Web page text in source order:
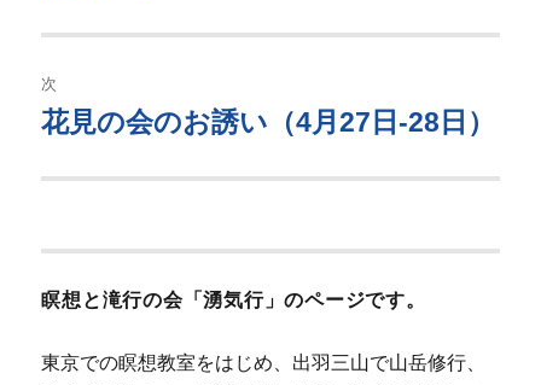
ビ
ゲ
ー
シ
ン
投
稿:
次
次
投
花見の会のお誘い（4月27日-28日）
瞑想と滝行の会「湧気行」のページです。
東京での瞑想教室をはじめ、出羽三山で山岳修行、